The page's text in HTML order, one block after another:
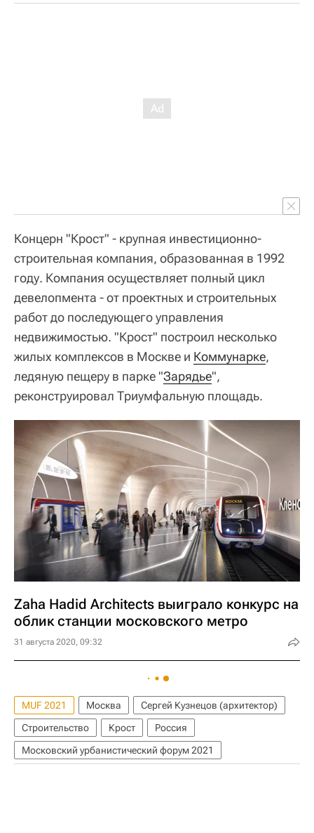
Концерн "Крост" - крупная инвестиционно-
строительная компания, образованная в 1992
году. Компания осуществляет полный цикл
девелопмента - от проектных и строительных
работ до последующего управления
недвижимостью. "Крост" построил несколько
жилых комплексов в Москве и Коммунарке,
ледяную пещеру в парке "Зарядье",
реконструировал Триумфальную площадь.
Zaha Hadid Architects выиграло конкурс на
облик станции московского метро
31 августа 2020, 09:32
MUF 2021 Москва
Сергей Кузнецов (архитектор)
Строительство
Крост
Россия
Московский урбанистический форум 2021